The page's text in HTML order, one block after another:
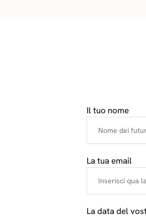
Il tuo nome
La tua email
La data del